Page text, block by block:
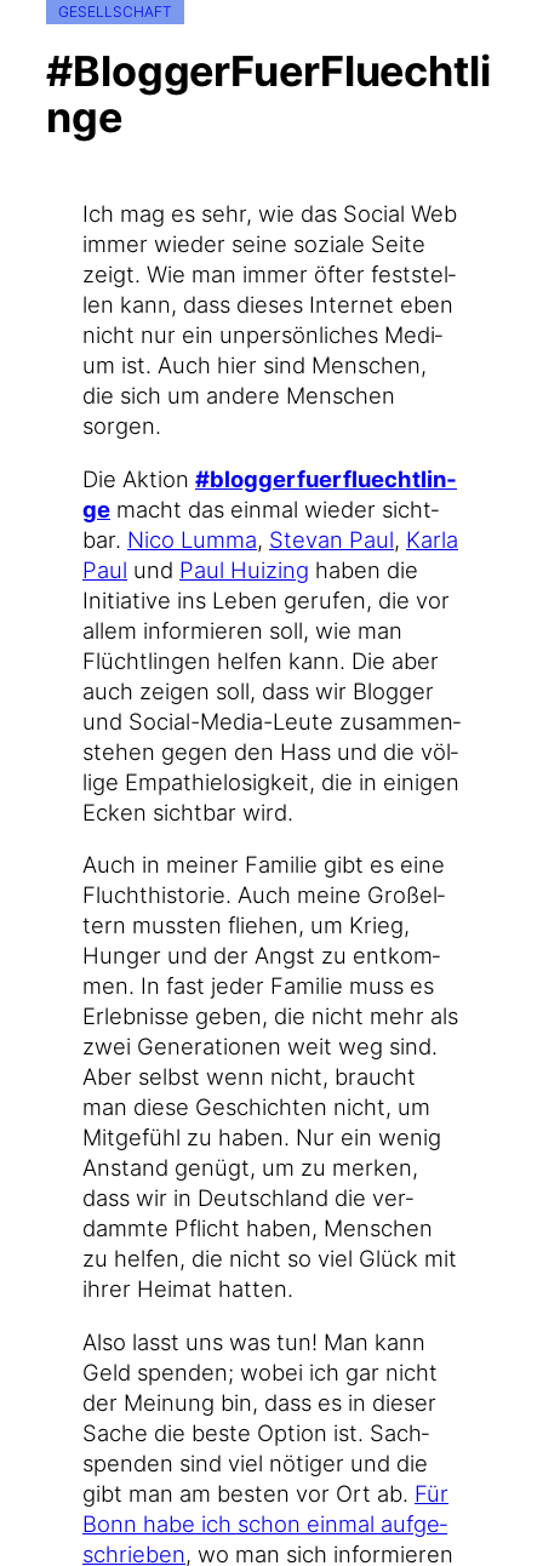
GESELLSCHAFT
#BloggerFuerFluechtli
nge
Ich mag es sehr, wie das Social Web
immer wie­der sei­ne sozia­le Sei­te
zeigt. Wie man immer öfter fest­stel­
len kann, dass die­ses Inter­net eben
nicht nur ein unper­sön­li­ches Medi­
um ist. Auch hier sind Men­schen,
die sich um ande­re Men­schen
sorgen.
Die Akti­on #blog­ger­fuer­fluecht­lin­
ge macht das ein­mal wie­der sicht­
bar. Nico Lum­ma, Stevan Paul, Kar­la
Paul und Paul Hui­zing haben die
Initia­ti­ve ins Leben geru­fen, die vor
allem infor­mie­ren soll, wie man
Flücht­lin­gen hel­fen kann. Die aber
auch zei­gen soll, dass wir Blog­ger
und Social-Media-Leute zusam­men­
ste­hen gegen den Hass und die völ­
li­ge Empa­thie­lo­sig­keit, die in eini­gen
Ecken sicht­bar wird.
Auch in mei­ner Fami­lie gibt es eine
Flucht­his­to­rie. Auch mei­ne Groß­el­
tern muss­ten flie­hen, um Krieg,
Hun­ger und der Angst zu ent­kom­
men. In fast jeder Fami­lie muss es
Erleb­nis­se geben, die nicht mehr als
zwei Gene­ra­tio­nen weit weg sind.
Aber selbst wenn nicht, braucht
man die­se Geschich­ten nicht, um
Mit­ge­fühl zu haben. Nur ein wenig
Anstand genügt, um zu mer­ken,
dass wir in Deutsch­land die ver­
damm­te Pflicht haben, Men­schen
zu hel­fen, die nicht so viel Glück mit
ihrer Hei­mat hatten.
Also lasst uns was tun! Man kann
Geld spen­den; wobei ich gar nicht
der Mei­nung bin, dass es in die­ser
Sache die bes­te Opti­on ist. Sach­
spen­den sind viel nöti­ger und die
gibt man am bes­ten vor Ort ab. Für
Bonn habe ich schon ein­mal auf­ge­
schrie­ben, wo man sich infor­mie­ren